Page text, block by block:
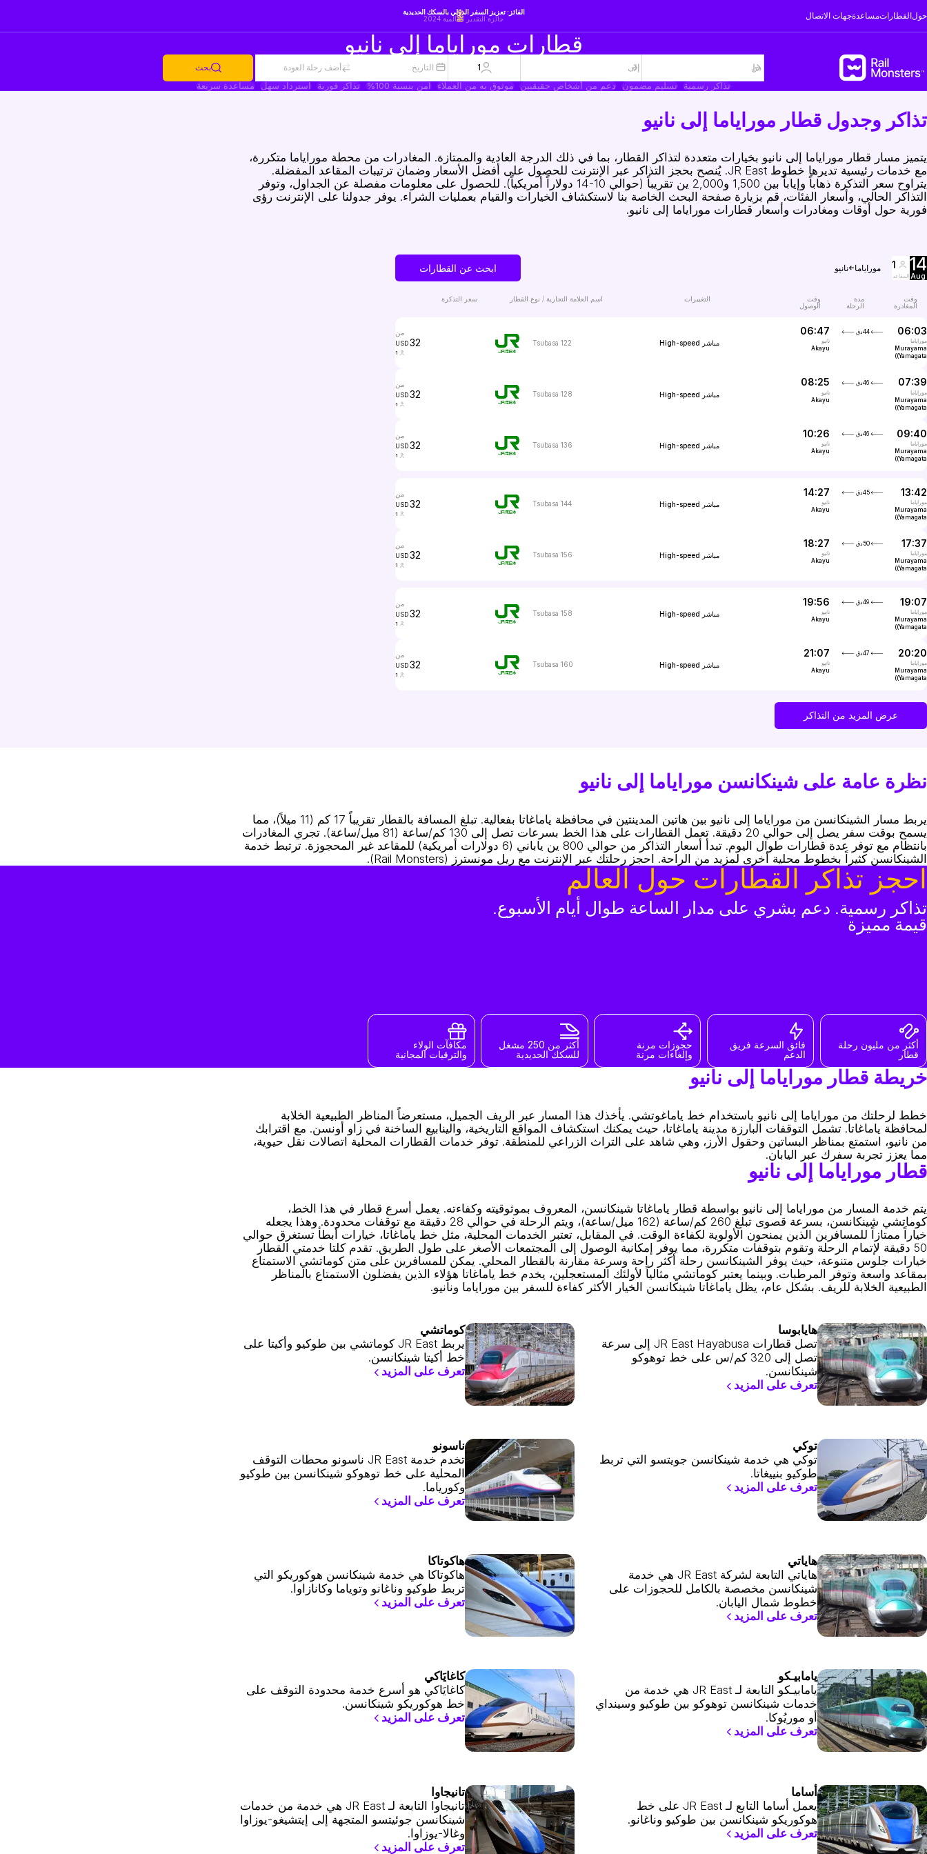
حولالقطاراتمساعدةجهات الاتصال
الفائز: تعزيز السفر الدولي بالسكك الحديدية
جائزة التقدير العالمية 2024
قطارات موراياما إلى نانيو
1 التاريخ أضف رحلة العودة
بحث
تذاكر رسمية
تسليم مضمون دعم من أشخاص حقيقيين موثوق به من العملاء آمن بنسبة 100% تذاكر فورية استرداد سهل مساعدة سريعة
تذاكر وجدول قطار موراياما إلى نانيو
يتميز مسار قطار موراياما إلى نانيو بخيارات متعددة لتذاكر القطار، بما في ذلك الدرجة العادية والممتازة. المغادرات من محطة موراياما متكررة،
مع خدمات رئيسية تديرها خطوط JR East. يُنصح بحجز التذاكر عبر الإنترنت للحصول على أفضل الأسعار وضمان ترتيبات المقاعد المفضلة.
يتراوح سعر التذكرة ذهاباً وإياباً بين 1,500 و2,000 ين تقريباً (حوالي 10-14 دولاراً أمريكياً). للحصول على معلومات مفصلة عن الجداول، وتوفر
التذاكر الحالي، وأسعار الفئات، قم بزيارة صفحة البحث الخاصة بنا لاستكشاف الخيارات والقيام بعمليات الشراء. يوفر جدولنا على الإنترنت رؤى
فورية حول أوقات ومغادرات وأسعار قطارات موراياما إلى نانيو.
14
Aug
1
المقاعد
موراياما نانيو ابحث عن القطارات
وقت
المغادرة
مدة
الرحلة
وقت
الوصول
التغييرات اسم العلامة التجارية / نوع القطار سعر التذكرة
06:03
موراياما
Murayama
(Yamagata)
44دق 06:47
نانيو
Akayu
مباشر High-speed
Tsubasa 122
من
32
USD
1
07:39
موراياما
Murayama
(Yamagata)
46دق 08:25
نانيو
Akayu
مباشر High-speed
Tsubasa 128
من
32
USD
1
09:40
موراياما
Murayama
(Yamagata)
46دق 10:26
نانيو
Akayu
مباشر High-speed
Tsubasa 136
من
32
USD
1
13:42
موراياما
Murayama
(Yamagata)
45دق 14:27
نانيو
Akayu
مباشر High-speed
Tsubasa 144
من
32
USD
1
17:37
موراياما
Murayama
(Yamagata)
50دق 18:27
نانيو
Akayu
مباشر High-speed
Tsubasa 156
من
32
USD
1
19:07
موراياما
Murayama
(Yamagata)
49دق 19:56
نانيو
Akayu
مباشر High-speed
Tsubasa 158
من
32
USD
1
20:20
موراياما
Murayama
(Yamagata)
47دق 21:07
نانيو
Akayu
مباشر High-speed
Tsubasa 160
من
32
USD
1
عرض المزيد من التذاكر
نظرة عامة على شينكانسن موراياما إلى نانيو
يربط مسار الشينكانسن من موراياما إلى نانيو بين هاتين المدينتين في محافظة ياماغاتا بفعالية. تبلغ المسافة بالقطار تقريباً 17 كم (11 ميلاً)، مما
يسمح بوقت سفر يصل إلى حوالي 20 دقيقة. تعمل القطارات على هذا الخط بسرعات تصل إلى 130 كم/ساعة (81 ميل/ساعة). تجري المغادرات
بانتظام مع توفر عدة قطارات طوال اليوم. تبدأ أسعار التذاكر من حوالي 800 ين ياباني (6 دولارات أمريكية) للمقاعد غير المحجوزة. ترتبط خدمة
الشينكانسن كثيراً بخطوط محلية أخرى لمزيد من الراحة. احجز رحلتك عبر الإنترنت مع ريل مونسترز (Rail Monsters).
احجز تذاكر القطارات حول العالم
تذاكر رسمية. دعم بشري على مدار الساعة طوال أيام الأسبوع.
قيمة مميزة
أكثر من مليون رحلة
قطار
فائق السرعة فريق
الدعم
حجوزات مرنة
وإلغاءات مرنة
أكثر من 250 مشغل
للسكك الحديدية
مكافآت الولاء
والترقيات المجانية
خريطة قطار موراياما إلى نانيو
خطط لرحلتك من موراياما إلى نانيو باستخدام خط ياماغوتشي. يأخذك هذا المسار عبر الريف الجميل، مستعرضاً المناظر الطبيعية الخلابة
لمحافظة ياماغاتا. تشمل التوقفات البارزة مدينة ياماغاتا، حيث يمكنك استكشاف المواقع التاريخية، والينابيع الساخنة في زاو أونسن. مع اقترابك
من نانيو، استمتع بمناظر البساتين وحقول الأرز، وهي شاهد على التراث الزراعي للمنطقة. توفر خدمات القطارات المحلية اتصالات نقل حيوية،
مما يعزز تجربة سفرك عبر اليابان.
قطار موراياما إلى نانيو
يتم خدمة المسار من موراياما إلى نانيو بواسطة قطار ياماغاتا شينكانسن، المعروف بموثوقيته وكفاءته. يعمل أسرع قطار في هذا الخط،
كوماتشي شينكانسن، بسرعة قصوى تبلغ 260 كم/ساعة (162 ميل/ساعة)، ويتم الرحلة في حوالي 28 دقيقة مع توقفات محدودة. وهذا يجعله
خياراً ممتازاً للمسافرين الذين يمنحون الأولوية لكفاءة الوقت. في المقابل، تعتبر الخدمات المحلية، مثل خط ياماغاتا، خيارات أبطأ تستغرق حوالي
50 دقيقة لإتمام الرحلة وتقوم بتوقفات متكررة، مما يوفر إمكانية الوصول إلى المجتمعات الأصغر على طول الطريق. تقدم كلتا خدمتي القطار
خيارات جلوس متنوعة، حيث يوفر الشينكانسن رحلة أكثر راحة وسرعة مقارنة بالقطار المحلي. يمكن للمسافرين على متن كوماتشي الاستمتاع
بمقاعد واسعة وتوفر المرطبات. وبينما يعتبر كوماتشي مثالياً لأولئك المستعجلين، يخدم خط ياماغاتا هؤلاء الذين يفضلون الاستمتاع بالمناظر
الطبيعية الخلابة للريف. بشكل عام، يظل ياماغاتا شينكانسن الخيار الأكثر كفاءة للسفر بين موراياما ونانيو.
هايابوسا
تصل قطارات JR East Hayabusa إلى سرعة
تصل إلى 320 كم/س على خط توهوكو
شينكانسن.
تعرف على المزيد
كوماتشي
يربط JR East كوماتشي بين طوكيو وأكيتا على
خط أكيتا شينكانسن.
تعرف على المزيد
توكي
توكي هي خدمة شينكانسن جويتسو التي تربط
طوكيو بنييغاتا.
تعرف على المزيد
ناسونو
تخدم خدمة JR East ناسونو محطات التوقف
المحلية على خط توهوكو شينكانسن بين طوكيو
وكورياما.
تعرف على المزيد
هاياتي
هاياتي التابعة لشركة JR East هي خدمة
شينكانسن مخصصة بالكامل للحجوزات على
خطوط شمال اليابان.
تعرف على المزيد
هاكوتاكا
هاكوتاكا هي خدمة شينكانسن هوكوريكو التي
تربط طوكيو وناغانو وتوياما وكانازاوا.
تعرف على المزيد
يامابيـكو
يامابيـكو التابعة لـ JR East هي خدمة من
خدمات شينكانسن توهوكو بين طوكيو وسينداي
أو موريُوكا.
تعرف على المزيد
كاغايَاكي
كاغايَاكي هو أسرع خدمة محدودة التوقف على
خط هوكوريكو شينكانسن.
تعرف على المزيد
أساما
يعمل أساما التابع لـ JR East على خط
هوكوريكو شينكانسن بين طوكيو وناغانو.
تعرف على المزيد
تانيجاوا
تانيجاوا التابعة لـ JR East هي خدمة من خدمات
شينكانسن جوئيتسو المتجهة إلى إيتشيغو-يوزاوا
وغالا-يوزاوا.
تعرف على المزيد